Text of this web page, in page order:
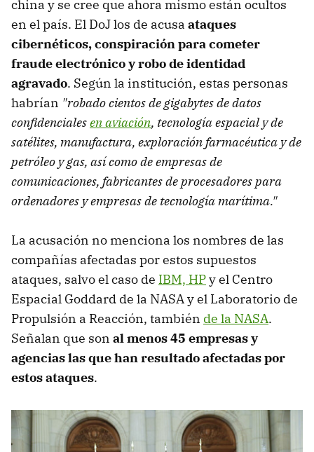
china y se cree que ahora mismo están ocultos
en el país. El DoJ los de acusa ataques
cibernéticos, conspiración para cometer
fraude electrónico y robo de identidad
agravado. Según la institución, estas personas
habrían "robado cientos de gigabytes de datos
confidencialesen aviación, tecnología espacial y de
satélites, manufactura, exploración farmacéutica y de
petróleo y gas, así como de empresas de
comunicaciones, fabricantes de procesadores para
ordenadores y empresas de tecnología marítima."
La acusación no menciona los nombres de las
compañías afectadas por estos supuestos
ataques, salvo el caso de IBM, HPy el Centro
Espacial Goddard de la NASA y el Laboratorio de
Propulsión a Reacción, también de la NASA.
Señalan que son al menos 45 empresas y
agencias las que han resultado afectadas por
estos ataques.